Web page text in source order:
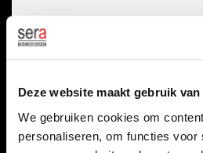
Deze website maakt gebruik
We gebruiken cookies om
personaliseren, om functies voor